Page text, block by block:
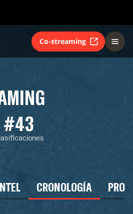
Co-streaming
#43
CRONOLOGÍA